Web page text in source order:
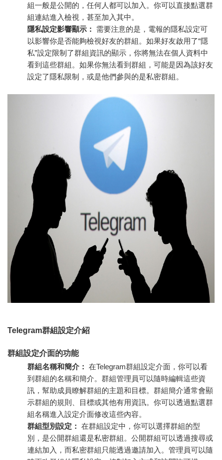
組一般是公開的，任何人都可以加入。你可以直接點選群
組連結進入檢視，甚至加入其中。
隱私設定影響顯示：
需要注意的是，電報的隱私設定可
以影響你是否能夠檢視好友的群組。如果好友啟用了“隱
私”設定限制了群組資訊的顯示，你將無法在個人資料中
看到這些群組。如果你無法看到群組，可能是因為該好友
設定了隱私限制，或是他們參與的是私密群組。
Telegram群組設定介紹
群組設定介面的功能
群組名稱和簡介： 在Telegram群組設定介面，你可以看
到群組的名稱和簡介。群組管理員可以隨時編輯這些資
訊，幫助成員瞭解群組的主題和目標。群組簡介通常會顯
示群組的規則、目標或其他有用資訊。你可以透過點選群
組名稱進入設定介面修改這些內容。
群組型別設定： 在群組設定中，你可以選擇群組的型
別，是公開群組還是私密群組。公開群組可以透過搜尋或
連結加入，而私密群組只能透過邀請加入。管理員可以隨